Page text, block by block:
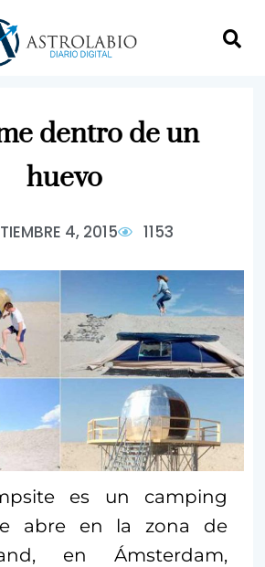
dentro de un
huevo
4, 2015 1153
es un camping
abre en la zona de
en Ámsterdam,